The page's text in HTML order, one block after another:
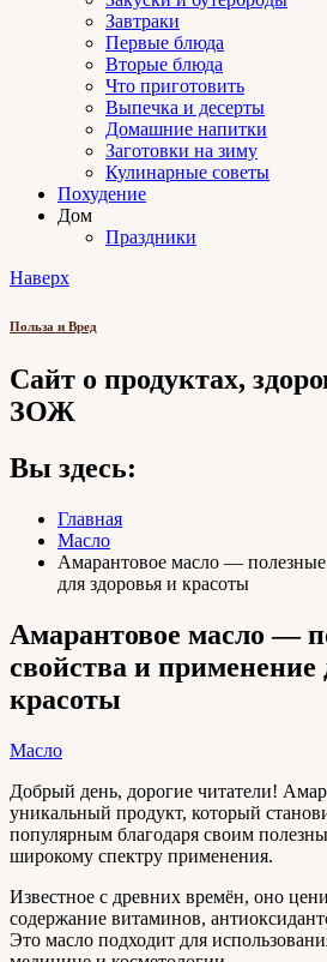
Завтраки
Первые блюда
Вторые блюда
Что приготовить
Выпечка и десерты
Домашние напитки
Заготовки на зиму
Кулинарные советы
Похудение
Дом
Праздники
Наверх
Польза и Вред
Сайт о продуктах,
ЗОЖ
Вы здесь:
Главная
Масло
Амарантовое масло —
для здоровья и красоты
Амарантовое масло —
свойства и применение
красоты
Масло
Добрый день, дорогие читатели!
уникальный продукт, который
популярным благодаря своим
широкому спектру применения.
Известное с древних времён, оно
содержание витаминов,
Это масло подходит для